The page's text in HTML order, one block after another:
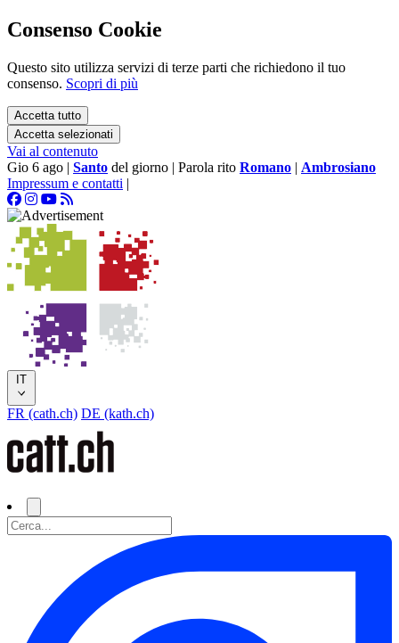
Consenso Cookie
Questo sito utilizza servizi di terze parti che richiedono il tuo
consenso. Scopri di più
Accetta tutto
Accetta selezionati
Vai al contenuto
Gio 6 ago | Santo del giorno | Parola rito Romano | Ambrosiano
Impressum e contatti |
IT
FR (cath.ch) DE (kath.ch)